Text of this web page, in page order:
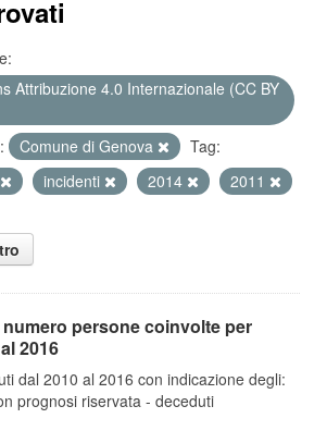
Attribuzione 4.0 Internazionale (CC BY
Comune di Genova
Tag:
incidenti 2014
2011
persone coinvolte per
2016
dal 2010 al 2016 con indicazione degli:
prognosi riservata - deceduti